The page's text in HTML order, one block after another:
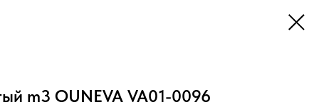
m3 OUNEVA VA01-0096